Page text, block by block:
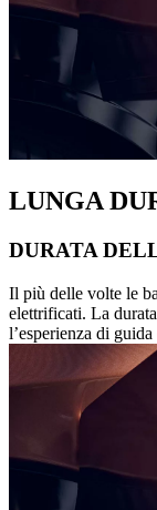
LUNGA
DURATA
Il più delle volte le
elettrificati. La
l’esperienza di guida